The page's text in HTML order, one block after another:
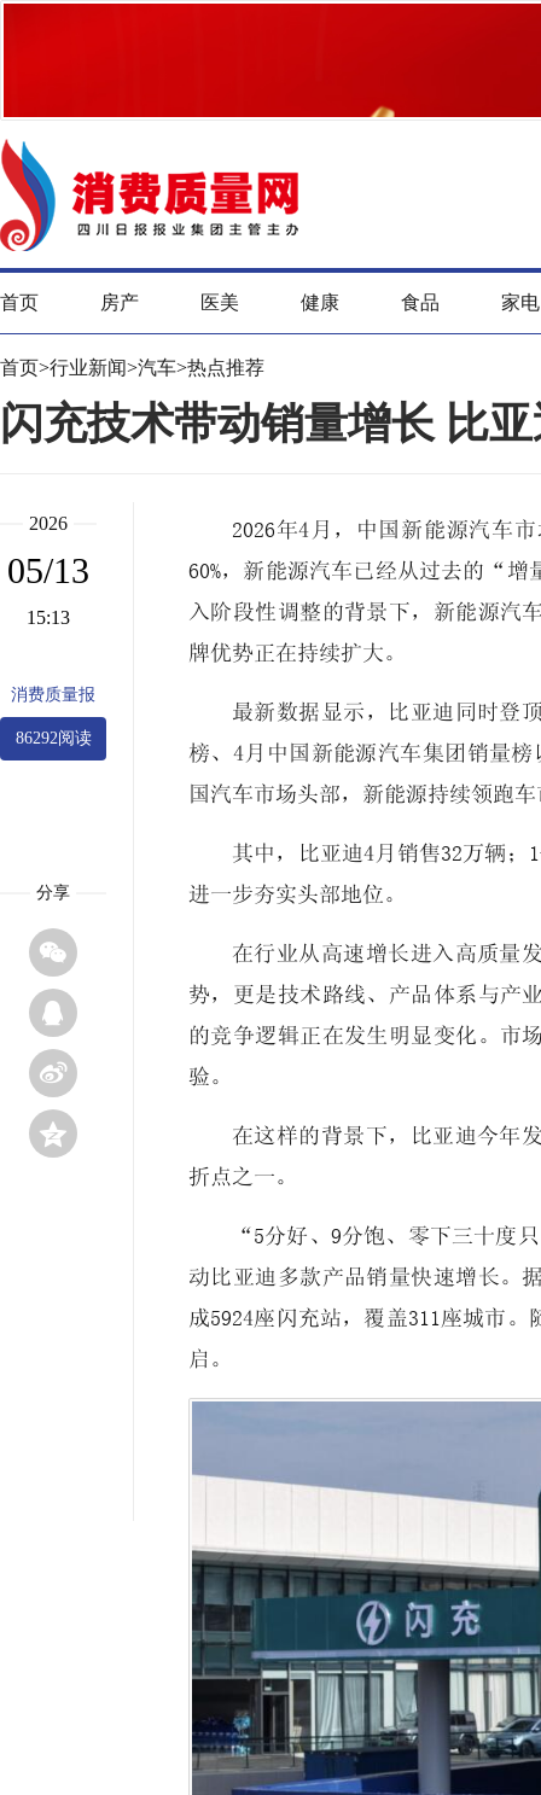
首页 房产 医美 健康 食品 家电
首页>行业新闻>汽车>热点推荐
闪充技术带动销量增长 比
2026
05/13
15:13
消费质量报
86292阅读
分享




2026年4月，中国新能源汽车
60%，新能源汽车已经从过去的“
入阶段性调整的背景下，新能源汽
牌优势正在持续扩大。
最新数据显示，比亚迪同时登
榜、4月中国新能源汽车集团销量
国汽车市场头部，新能源持续领跑车
其中，比亚迪4月销售32万辆
进一步夯实头部地位。
在行业从高速增长进入高质量
势，更是技术路线、产品体系与产
的竞争逻辑正在发生明显变化。市
验。
在这样的背景下，比亚迪今年
折点之一。
“5分好、9分饱、零下三十度
动比亚迪多款产品销量快速增长。
成5924座闪充站，覆盖311座城市
启。